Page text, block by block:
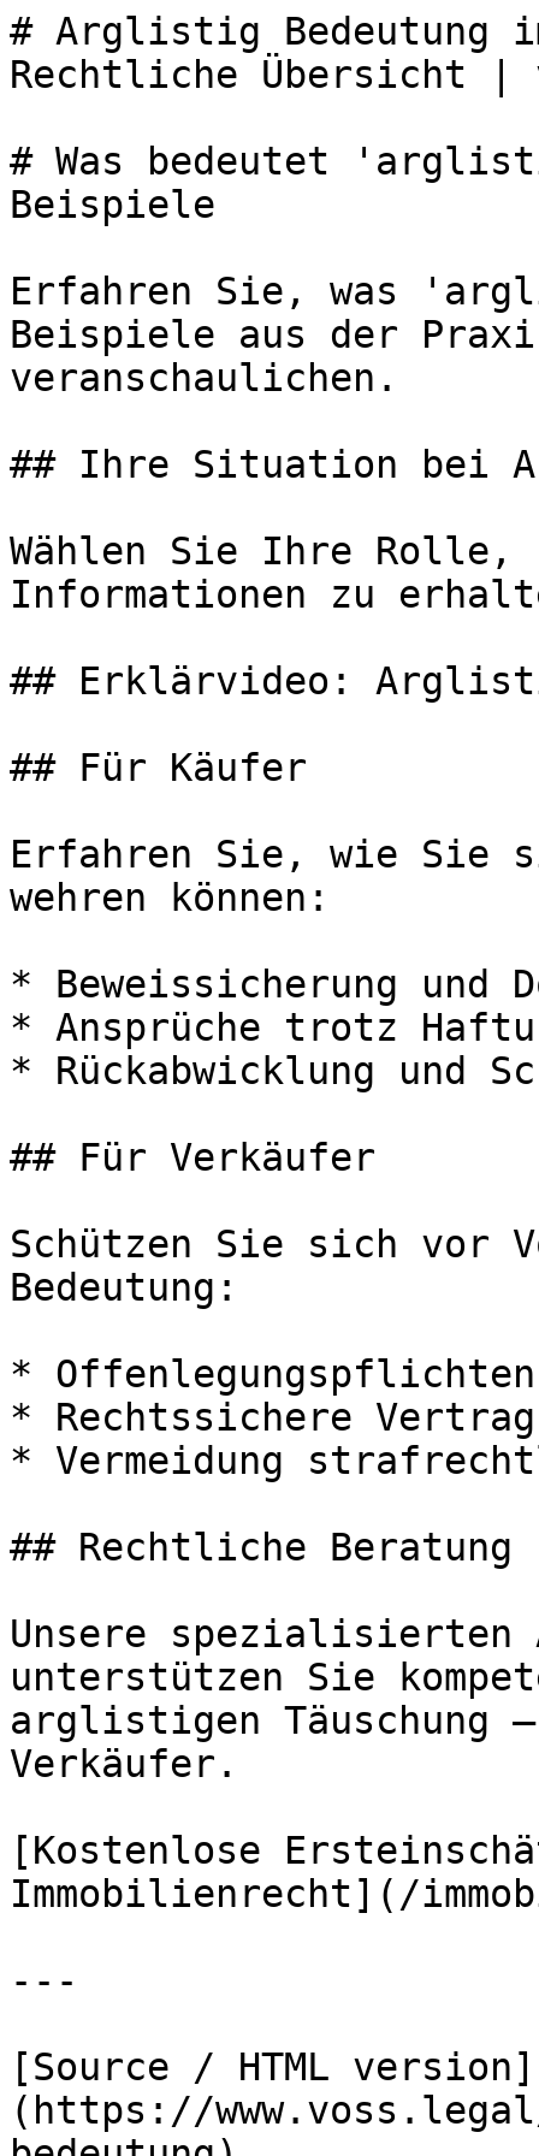
# Arglistig Bedeutung
Rechtliche Übersicht |
# Was bedeutet
Beispiele
Erfahren Sie, was
Beispiele aus der
veranschaulichen.
## Ihre Situation bei
Wählen Sie Ihre Rolle,
Informationen zu
## Erklärvideo:
## Für Käufer
Erfahren Sie, wie Sie
wehren können:
* Beweissicherung und
* Ansprüche trotz
* Rückabwicklung und
## Für Verkäufer
Schützen Sie sich vor
Bedeutung:
* Offenlegungspflichten
* Rechtssichere
* Vermeidung
## Rechtliche
Unsere spezialisierten
unterstützen Sie
arglistigen Täuschung
Verkäufer.
[Kostenlose
Immobilienrecht](/
---
[Source / HTML version]
(https://